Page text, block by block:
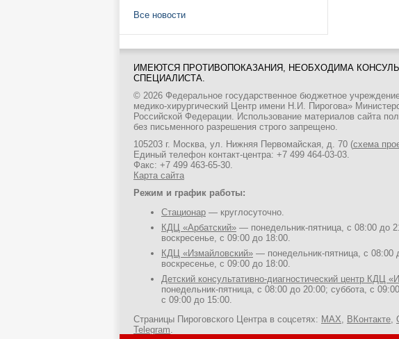
Все новости
ИМЕЮТСЯ ПРОТИВОПОКАЗАНИЯ, НЕОБХОДИМА
СПЕЦИАЛИСТА.
© 2026 Федеральное государственное бюджетное
медико-хирургический Центр имени Н.И. Пирогова»
Российской Федерации. Использование материалов сайта
без письменного разрешения строго запрещено.
105203 г. Москва, ул. Нижняя Первомайская, д. 70 (схема
Единый телефон контакт-центра: +7 499 464-03-03.
Факс: +7 499 463-65-30.
Карта сайта
Режим и график работы:
Стационар — круглосуточно.
КДЦ «Арбатский» — понедельник-пятница, с 08:00 до
воскресенье, с 09:00 до 18:00.
КДЦ «Измайловский» — понедельник-пятница, с 08:00
воскресенье, с 09:00 до 18:00.
Детский консультативно-диагностический центр КДЦ
понедельник-пятница, с 08:00 до 20:00; суббота, с
с 09:00 до 15:00.
Страницы Пироговского Центра в соцсетях: MAX ВКонтакте
Telegram